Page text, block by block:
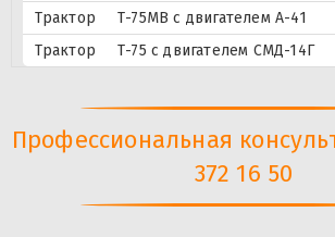
Трактор
Т-75МВ с двигателем А-41
Трактор
Т-75 с двигателем СМД-14Г
Профессиональная
372 16 50